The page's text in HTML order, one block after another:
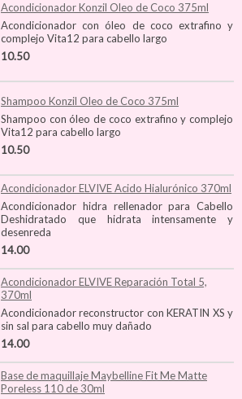
Acondicionador Konzil Oleo de Coco 375ml
Acondicionador con óleo de coco extrafino y
complejo Vita12 para cabello largo
10.50
Shampoo Konzil Oleo de Coco 375ml
Shampoo con óleo de coco extrafino y complejo
Vita12 para cabello largo
10.50
Acondicionador ELVIVE Acido Hialurónico 370ml
Acondicionador hidra rellenador para Cabello
Deshidratado que hidrata intensamente y
desenreda
14.00
Acondicionador ELVIVE Reparación Total 5,
370ml
Acondicionador reconstructor con KERATIN XS y
sin sal para cabello muy dañado
14.00
Base de maquillaje Maybelline Fit Me Matte
Poreless 110 de 30ml